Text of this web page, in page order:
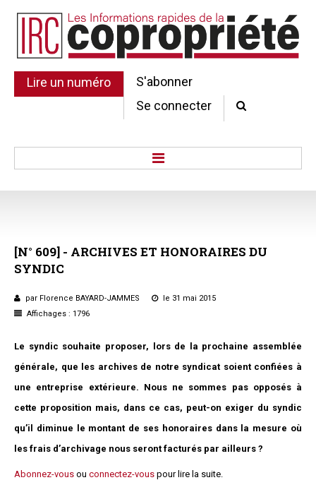
Lire un numéro
S'abonner
Se connecter
Au Parlement
Gestion et maintenance
Pratique de la copro.
Jurisprudence
Études juridiques
Copro. en difficulté
Formez-vous !
Parole d'experts*
[N° 609] - ARCHIVES ET HONORAIRES DU
SYNDIC
par Florence BAYARD-JAMMES
le 31 mai 2015
Affichages : 1796
Le syndic souhaite proposer, lors de la prochaine assemblée
générale, que les archives de notre syndicat soient confiées à
une entreprise extérieure. Nous ne sommes pas opposés à
cette proposition mais, dans ce cas, peut-on exiger du syndic
qu’il diminue le montant de ses honoraires dans la mesure où
les frais d’archivage nous seront facturés par ailleurs ?
Abonnez-vous ou connectez-vous pour lire la suite.